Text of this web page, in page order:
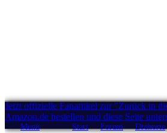
Jetzt offizielle Fanartikel zur "Zurück in
Amazon.de bestellen und diese Seite
Menü Start Forum Drehorte